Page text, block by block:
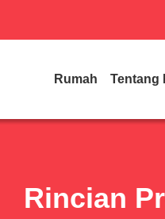
Rumah Tentang
Rincian